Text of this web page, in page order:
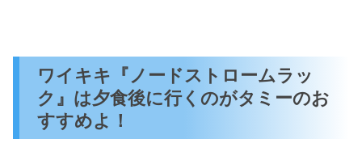
ワイキキ『ノードストロームラッ
ク』は夕食後に行くのがタミーのお
すすめよ！